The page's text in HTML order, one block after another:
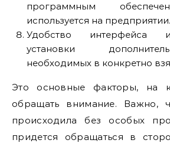
программным
используется на предприятии.
Удобство интерфейса
установки
необходимых в конкретно
Это основные факторы, на
обращать внимание. Важно,
происходила без особых
придется обращаться в